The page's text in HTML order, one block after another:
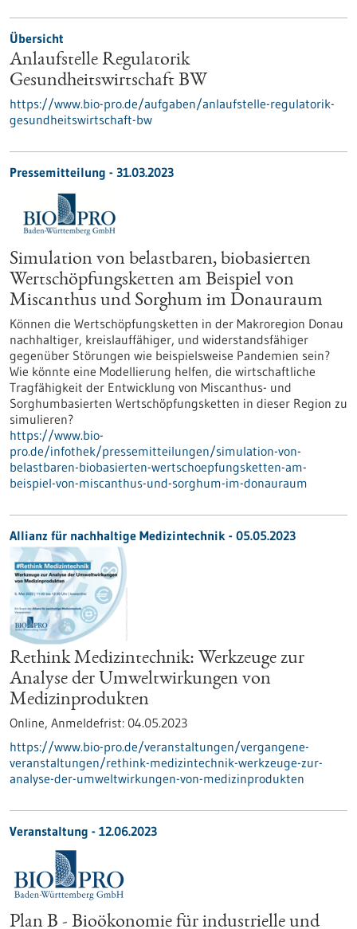
Übersicht
Anlaufstelle Regulatorik
Gesundheitswirtschaft BW
https://www.bio-pro.de/aufgaben/anlaufstelle-regulatorik-
gesundheitswirtschaft-bw
Pressemitteilung - 31.03.2023
Simulation von belastbaren, biobasierten
Wertschöpfungsketten am Beispiel von
Miscanthus und Sorghum im Donauraum
Können die Wertschöpfungsketten in der Makroregion Donau
nachhaltiger, kreislauffähiger, und widerstandsfähiger
gegenüber Störungen wie beispielsweise Pandemien sein?
Wie könnte eine Modellierung helfen, die wirtschaftliche
Tragfähigkeit der Entwicklung von Miscanthus- und
Sorghumbasierten Wertschöpfungsketten in dieser Region zu
simulieren?
https://www.bio-
pro.de/infothek/pressemitteilungen/simulation-von-
belastbaren-biobasierten-wertschoepfungsketten-am-
beispiel-von-miscanthus-und-sorghum-im-donauraum
Allianz für nachhaltige Medizintechnik - 05.05.2023
Rethink Medizintechnik: Werkzeuge zur
Analyse der Umweltwirkungen von
Medizinprodukten
Online, Anmeldefrist: 04.05.2023
https://www.bio-pro.de/veranstaltungen/vergangene-
veranstaltungen/rethink-medizintechnik-werkzeuge-zur-
analyse-der-umweltwirkungen-von-medizinprodukten
Veranstaltung - 12.06.2023
Plan B - Bioökonomie für industrielle und